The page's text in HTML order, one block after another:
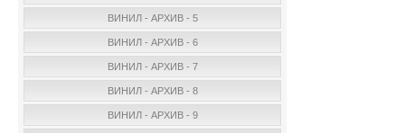
ВИНИЛ - АРХИВ - 5
ВИНИЛ - АРХИВ - 6
ВИНИЛ - АРХИВ - 7
ВИНИЛ - АРХИВ - 8
ВИНИЛ - АРХИВ - 9